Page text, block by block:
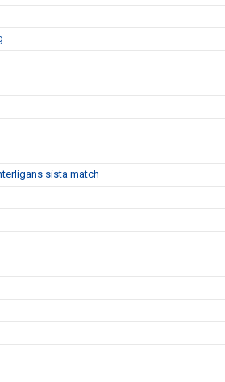
sista match